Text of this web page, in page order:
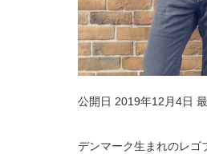
公開日 2019年12月4日
デンマーク生まれのレゴ